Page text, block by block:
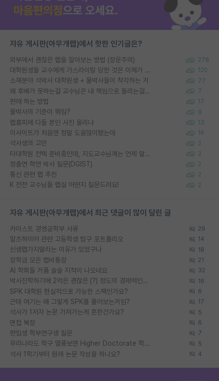
자유 게시판(아무개랩)에서 핫한 인기글은?
외부에서 괜찮은 랩을 알아보는 방법 (장문주의) 278
대학원생들 교수에게 가스라이팅 당한 것은 이해가 갑니다. 안타깝네요. 120
소재분야 석박사 대학원생 + 물박사들이 착각하는 거 77
왜 후배가 못하는걸 교수님은 내 책임으로 돌리는걸까요? 7
편애 하는 방법 17
물박사의 기준이 뭐임? 9
랩홈피에 다들 본인 사진 올리냐 13
이사이트가 처음엔 정말 도움많이됐는데 16
석사생의 고민 2
타대학원 컨텍 준비중인데, 지도교수님께는 언제 말씀드려야 할까요? 2
정출연 학연 박사 질문(DGIST) 2
통신 관련 랩 추천 2
K 전전 교수님들 랩실 어떤지 질문드려요! 2
자유 게시판(아무개랩)에서 최근 댓글이 많이 달린 글
카이스트 경영공학부 서류 29
알츠하이머 관련 고등학생 탐구 포트폴리오 14
신생랩가지말라는 이유가 있었구나 18
장학금 모은 랩비통장 21
AI 학회들 거품 슬슬 지적이 나오네요 32
박사진학하기에 2억은 괜찮은 (?) 정도의 경제력인가요 16
SPK 대학원 현실적으로 가능한 스펙인가요? 6
근데 여기는 왜 그렇게 SPK를 물어보는거임? 17
석사가 1저자 논문 가져가는게 흔한건가요? 5
면접 복장 6
편입생 학부연구생 질문 7
우리나라도 학구 열풍보면 Higher Doctorate 학위가 필요하다고 봅니다. 5
석사 1학기부터 원래 논문 작성을 하나요? 4